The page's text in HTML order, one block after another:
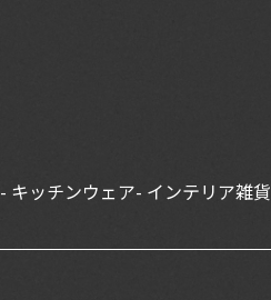
- キッチンウェア- インテリア雑貨